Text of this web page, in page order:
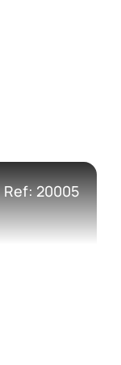
Ref: 20005